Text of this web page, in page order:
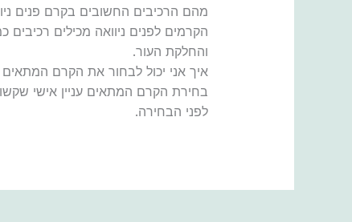
מהם הרכיבים החשובים בקרם פנים
והחלקת העור.
איך אני יכול לבחור את הקרם המתאים
בחירת הקרם המתאים עניין אישי
לפני הבחירה.